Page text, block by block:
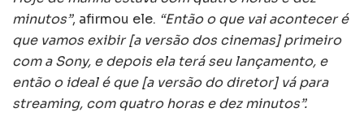
minutos”, afirmou ele. “Então o que vai acontecer é
que vamos exibir [a versão dos cinemas] primeiro
com a Sony, e depois ela terá seu lançamento, e
então o ideal é que [a versão do diretor] vá para
streaming, com quatro horas e dez minutos”.